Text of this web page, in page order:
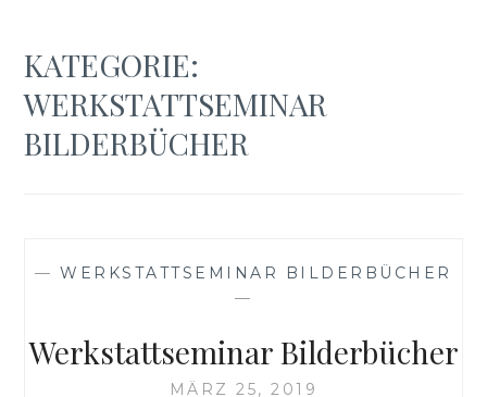
KATEGORIE:
WERKSTATTSEMINAR
BILDERBÜCHER
—WERKSTATTSEMINAR BILDERBÜCHER
—
Werkstattseminar Bilderbücher
MÄRZ 25, 2019